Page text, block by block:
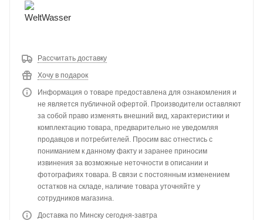
Рассчитать доставку
Хочу в подарок
Информация о товаре предоставлена для ознакомления и
не является публичной офертой. Производители оставляют
за собой право изменять внешний вид, характеристики и
комплектацию товара, предварительно не уведомляя
продавцов и потребителей. Просим вас отнестись с
пониманием к данному факту и заранее приносим
извинения за возможные неточности в описании и
фотографиях товара. В связи с постоянным изменением
остатков на складе, наличие товара уточняйте у
сотрудников магазина.
Доставка по Минску сегодня-завтра